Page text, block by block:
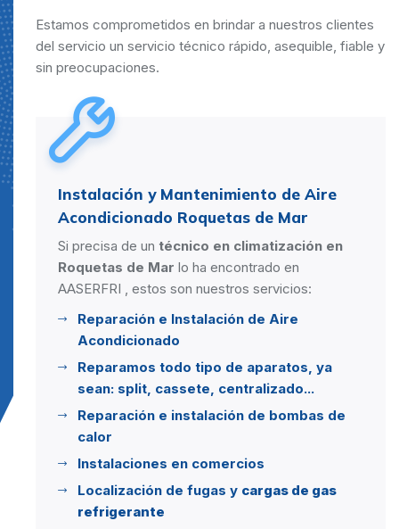
Estamos comprometidos en brindar a nuestros clientes
del servicio un servicio técnico rápido, asequible, fiable y
sin preocupaciones.
Instalación y Mantenimiento de Aire
Acondicionado Roquetas de Mar
Si precisa de un técnico en climatización en
Roquetas de Mar lo ha encontrado en
AASERFRI , estos son nuestros servicios:
Reparación e Instalación de Aire
Acondicionado
Reparamos todo tipo de aparatos, ya
sean: split, cassete, centralizado...
Reparación e instalación de bombas de
calor
Instalaciones en comercios
Localización de fugas y cargas de gas
refrigerante